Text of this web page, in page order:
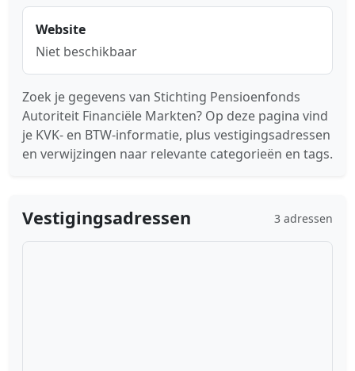
Website
Niet beschikbaar
Zoek je gegevens van Stichting Pensioenfonds
Autoriteit Financiële Markten? Op deze pagina vind
je KVK- en BTW-informatie, plus vestigingsadressen
en verwijzingen naar relevante categorieën en tags.
Vestigingsadressen 3 adressen